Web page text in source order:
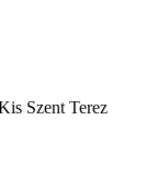
Szent Terez